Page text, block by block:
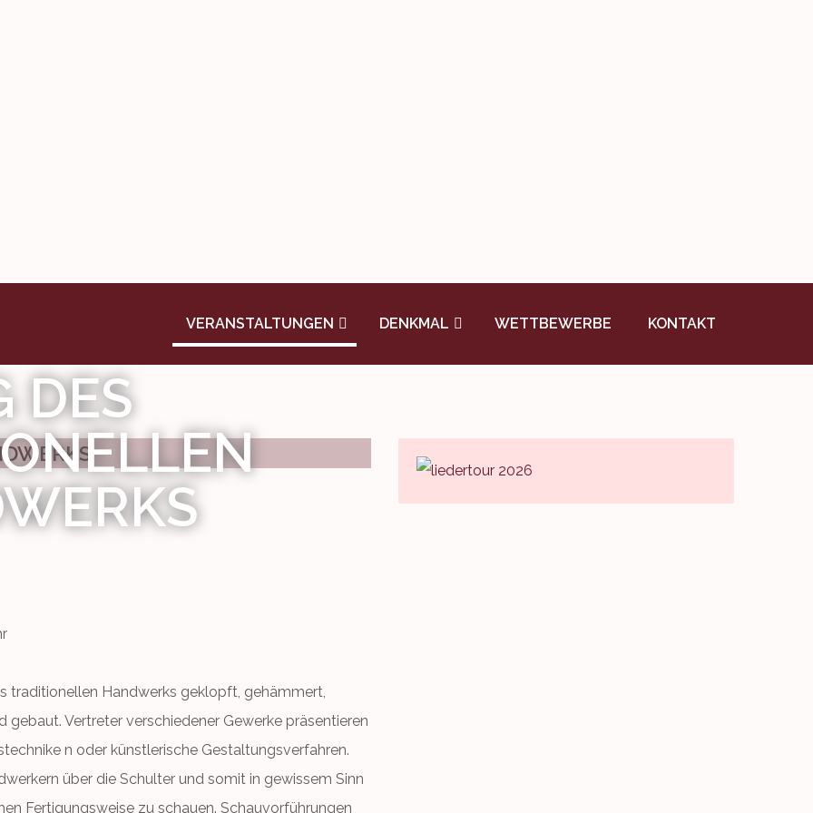
VERANSTALTUNGEN DENKMAL WETTBEWERBE KONTAKT
DES
traditionellen Handwerks geklopft, gehämmert,
Vertreter verschiedener Gewerke präsentieren
n oder künstlerische Gestaltungsverfahren.
über die Schulter und somit in gewissem Sinn
Fertigungsweise zu schauen. Schauvorführungen